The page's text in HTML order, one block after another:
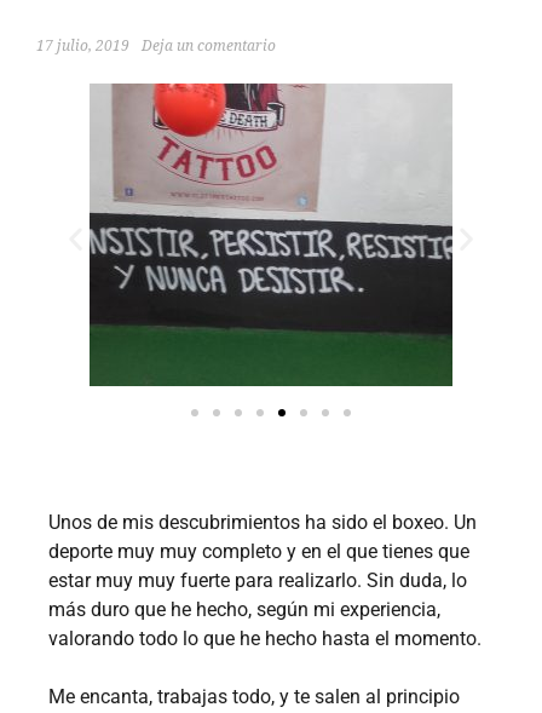
17 julio, 2019 Deja un comentario
Unos de mis descubrimientos ha sido el boxeo. Un
deporte muy muy completo y en el que tienes que
estar muy muy fuerte para realizarlo. Sin duda, lo
más duro que he hecho, según mi experiencia,
valorando todo lo que he hecho hasta el momento.
Me encanta, trabajas todo, y te salen al principio